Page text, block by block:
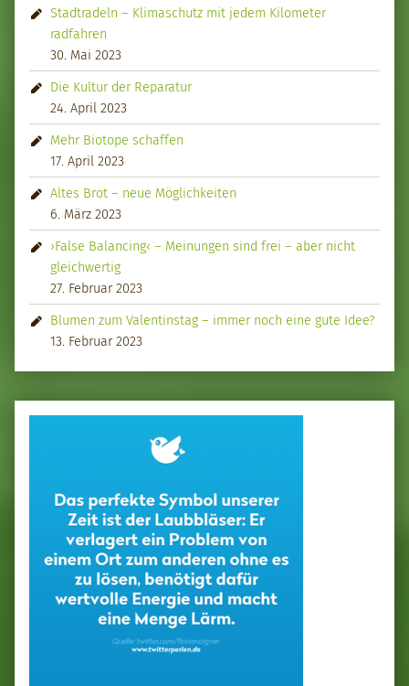
Stadtradeln – Klimaschutz mit jedem Kilometer
radfahren
30. Mai 2023
Die Kultur der Reparatur
24. April 2023
Mehr Biotope schaffen
17. April 2023
Altes Brot – neue Möglichkeiten
6. März 2023
›False Balancing‹ – Meinungen sind frei – aber nicht
gleichwertig
27. Februar 2023
Blumen zum Valentinstag – immer noch eine gute Idee?
13. Februar 2023